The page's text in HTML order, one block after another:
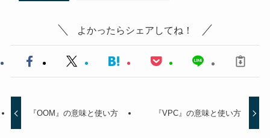
よかったらシェアしてね！
『OOM』の意味と使い方 『VPC』の意味と使い方